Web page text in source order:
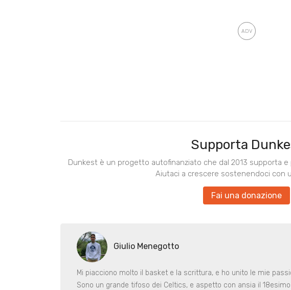
Supporta
Dunkest è un progetto autofinanziato che dal 2013 supporta
Aiutaci a crescere sostenendoci con
Fai una donazione
Giulio Menegotto
Mi piacciono molto il basket e la scrittura, e ho unito le mie
Sono un grande tifoso dei Celtics, e aspetto con ansia il